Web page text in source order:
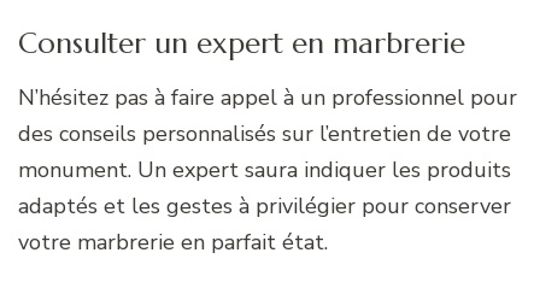
Consulter un expert en marbrerie
N’hésitez pas à faire appel à un professionnel pour
des conseils personnalisés sur l’entretien de votre
monument. Un expert saura indiquer les produits
adaptés et les gestes à privilégier pour conserver
votre marbrerie en parfait état.